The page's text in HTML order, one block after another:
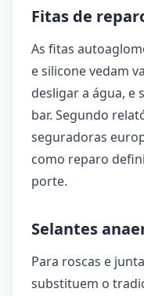
Fitas de
As fitas
e silicone vedam
desligar a água, e
bar. Segundo
seguradoras
como reparo
porte.
Selantes
Para roscas e
substituem o